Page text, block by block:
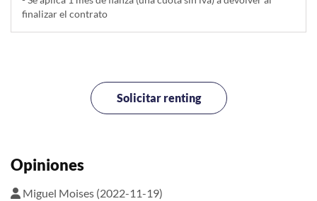
finalizar el contrato
Solicitar renting
Opiniones
Miguel Moises (2022-11-19)